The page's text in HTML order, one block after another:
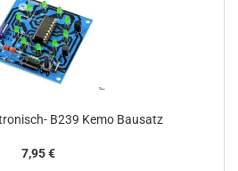
B239 Kemo Bausatz
7,95 €